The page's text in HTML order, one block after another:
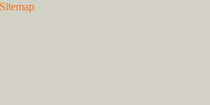
Sitemap